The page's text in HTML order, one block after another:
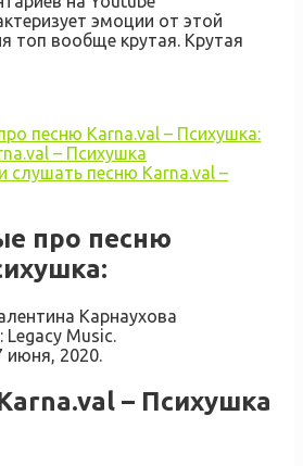
эмоции от этой
топ вообще крутая. Крутая
песню Karna.val – Психушка:
– Психушка
слушать песню Karna.val –
про песню
Карнаухова
Music.
июня, 2020.
– Психушка